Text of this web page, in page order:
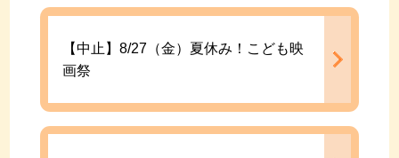
【中止】8/27（金）夏休み！こども映
画祭